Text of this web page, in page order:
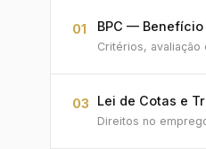
01 BPC —
Critérios, avaliação
03 Lei de Cotas e
Direitos no